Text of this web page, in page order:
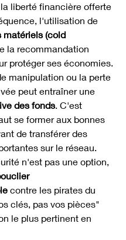
liberté financière offerte
l'utilisation de
matériels (cold
la recommandation
protéger ses économies.
manipulation ou la perte
peut entraîner une
des fonds. C'est
se former aux bonnes
de transférer des
sur le réseau.
n'est pas une option,
contre les pirates du
clés, pas vos pièces"
le plus pertinent en